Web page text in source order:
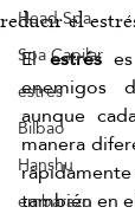
Head Spa
Spa Capilar
estres
Bilbao
Hanshu
embarazo
reducir el
El estrés es
enemigos
aunque
manera
también en